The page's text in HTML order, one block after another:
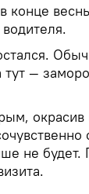
конце
—
окрасив
не будет.